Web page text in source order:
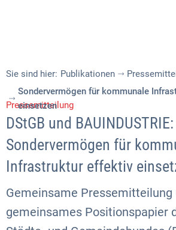
Sie sind hier: Publikationen
Sondervermögen für kommunale
einsetzen
Pressemitteilung
DStGB und BAUINDUSTRIE:
Sondervermögen für
Infrastruktur effektiv
Gemeinsame Pressemitteilung
gemeinsames Positionspapier